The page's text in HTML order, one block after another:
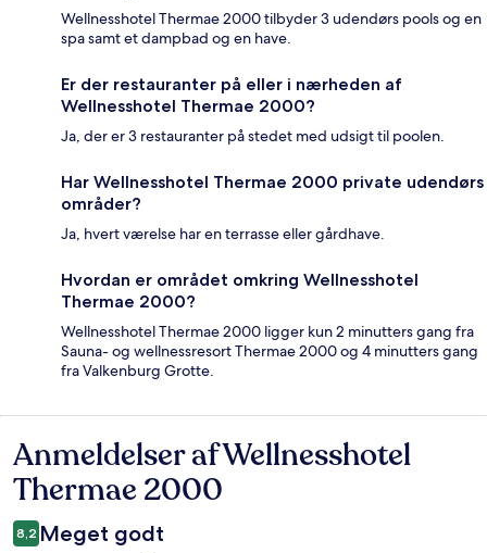
Wellnesshotel Thermae 2000 tilbyder 3 udendørs pools og en
spa samt et dampbad og en have.
Er der restauranter på eller i nærheden af
Wellnesshotel Thermae 2000?
Ja, der er 3 restauranter på stedet med udsigt til poolen.
Har Wellnesshotel Thermae 2000 private udendørs
områder?
Ja, hvert værelse har en terrasse eller gårdhave.
Hvordan er området omkring Wellnesshotel
Thermae 2000?
Wellnesshotel Thermae 2000 ligger kun 2 minutters gang fra
Sauna- og wellnessresort Thermae 2000 og 4 minutters gang
fra Valkenburg Grotte.
Anmeldelser
Anmeldelser af Wellnesshotel
Thermae 2000
8,2 Meget godt